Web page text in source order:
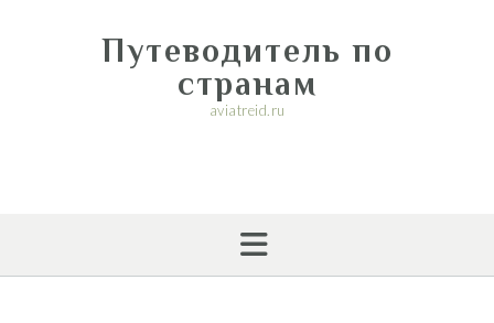
Путеводитель по
странам
aviatreid.ru